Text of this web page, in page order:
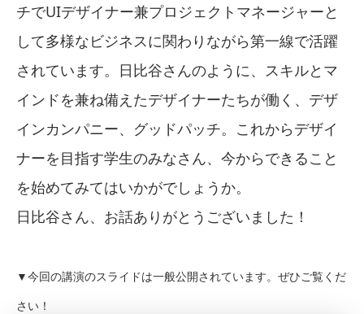
チでUIデザイナー兼プロジェクトマネージャーと
して多様なビジネスに関わりながら第一線で活躍
されています。日比谷さんのように、スキルとマ
インドを兼ね備えたデザイナーたちが働く、デザ
インカンパニー、グッドパッチ。これからデザイ
ナーを目指す学生のみなさん、今からできること
を始めてみてはいかがでしょうか。
日比谷さん、お話ありがとうございました！
▼今回の講演のスライドは一般公開されています。ぜひご覧くだ
さい！